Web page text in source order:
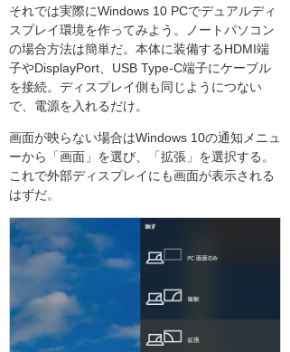
それでは実際にWindows 10 PCでデュアルディ
スプレイ環境を作ってみよう。ノートパソコン
の場合方法は簡単だ。本体に装備するHDMI端
子やDisplayPort、USB Type-C端子にケーブル
を接続。ディスプレイ側も同じようにつない
で、電源を入れるだけ。
画面が映らない場合はWindows 10の通知メニュ
ーから「画面」を選び、「拡張」を選択する。
これで外部ディスプレイにも画面が表示される
はずだ。